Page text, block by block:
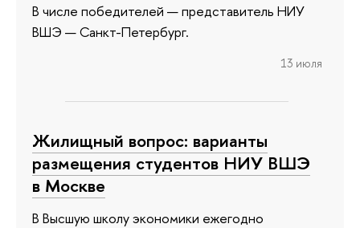
В числе победителей — представитель НИУ
ВШЭ — Санкт-Петербург.
13 июля
Жилищный вопрос: варианты
размещения студентов НИУ ВШЭ
в Москве
В Высшую школу экономики ежегодно